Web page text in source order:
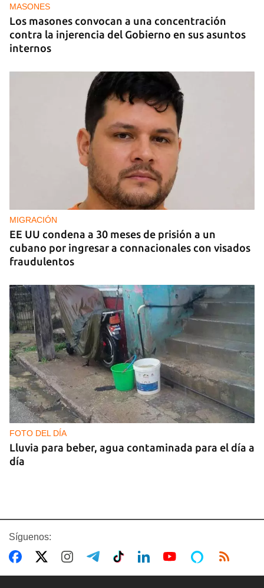
MASONES
Los masones convocan a una concentración
contra la injerencia del Gobierno en sus asuntos
internos
MIGRACIÓN
EE UU condena a 30 meses de prisión a un
cubano por ingresar a connacionales con visados
fraudulentos
FOTO DEL DÍA
Lluvia para beber, agua contaminada para el día a
día
Síguenos: